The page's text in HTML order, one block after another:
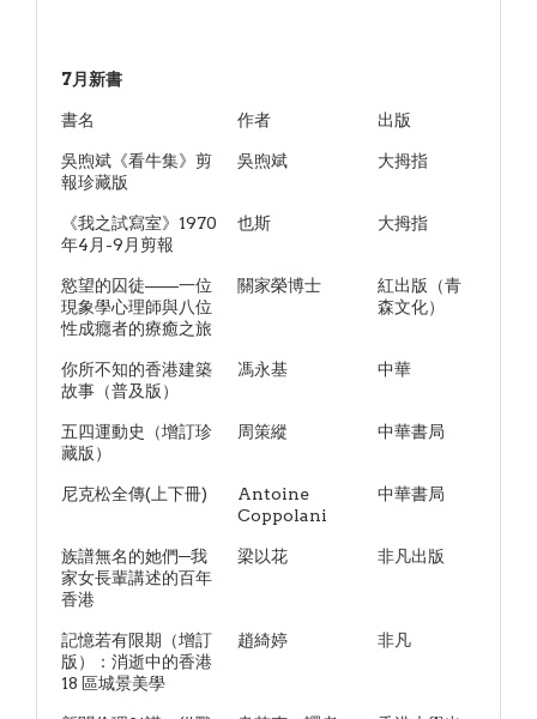
7月新書
書名 作者 出版
吳煦斌《看牛集》剪
報珍藏版
吳煦斌 大拇指
《我之試寫室》1970
年4月-9月剪報
也斯 大拇指
慾望的囚徒——一位
現象學心理師與八位
性成癮者的療癒之旅
關家榮博士
紅出版（青
森文化）
你所不知的香港建築
故事（普及版）
馮永基 中華
五四運動史（增訂珍
藏版）
周策縱 中華書局
尼克松全傳(上下冊)
Antoine
Coppolani
中華書局
族譜無名的她們─我
家女長輩講述的百年
香港
梁以花 非凡出版
記憶若有限期（增訂
版）：消逝中的香港
18 區城景美學
趙綺婷 非凡